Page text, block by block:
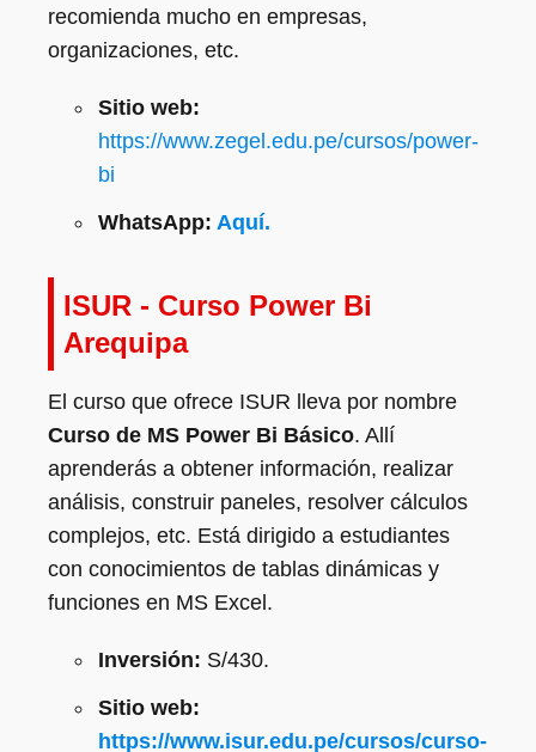
recomienda mucho en empresas,
organizaciones, etc.
Sitio web:
https://www.zegel.edu.pe/cursos/power-
bi
WhatsApp: Aquí.
ISUR - Curso Power Bi
Arequipa
El curso que ofrece ISUR lleva por nombre
Curso de MS Power Bi Básico. Allí
aprenderás a obtener información, realizar
análisis, construir paneles, resolver cálculos
complejos, etc. Está dirigido a estudiantes
con conocimientos de tablas dinámicas y
funciones en MS Excel.
Inversión: S/430.
Sitio web:
https://www.isur.edu.pe/cursos/curso-